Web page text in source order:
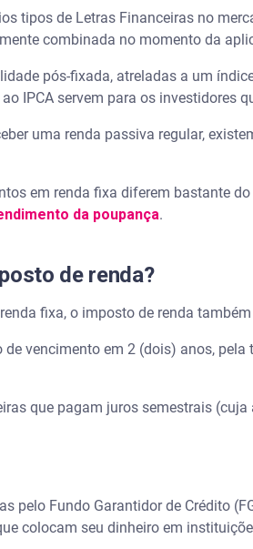
tipos de Letras Financeiras no
combinada no momento da
pós-fixada, atreladas a um
IPCA servem para os investidores
uma renda passiva regular,
em renda fixa diferem bastante
da poupança.
de renda?
fixa, o imposto de renda
vencimento em 2 (dois) anos,
que pagam juros semestrais
pelo Fundo Garantidor de Crédito
colocam seu dinheiro em